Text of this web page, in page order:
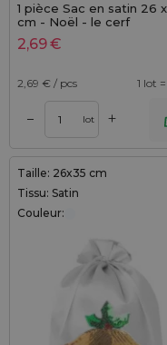
1 pièce Sac en satin 26
cm - Noël - le cerf
2,69€
2,69 € / pcs 1 lot
– lot +
Taille: 26x35 cm
Tissu: Satin
Couleur: